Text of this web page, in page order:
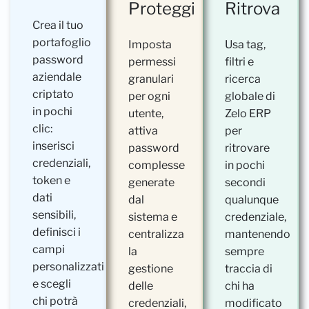
Crea il tuo
portafoglio
password
aziendale
criptato
in pochi
clic:
inserisci
credenziali,
token e
dati
sensibili,
definisci i
campi
personalizzati
e scegli
chi potrà
Proteggi
Imposta
permessi
granulari
per ogni
utente,
attiva
password
complesse
generate
dal
sistema e
centralizza
la
gestione
delle
credenziali,
Ritrova
Usa tag,
filtri e
ricerca
globale di
Zelo ERP
per
ritrovare
in pochi
secondi
qualunque
credenziale,
mantenendo
sempre
traccia di
chi ha
modificato